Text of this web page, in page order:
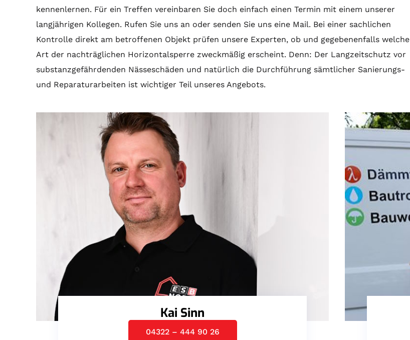
kennenlernen. Für ein Treffen vereinbaren Sie doch einfach einen Termin mit einem unserer
langjährigen Kollegen. Rufen Sie uns an oder senden Sie uns eine Mail. Bei einer sachlichen
Kontrolle direkt am betroffenen Objekt prüfen unsere Experten, ob und gegebenenfalls welche
Art der nachträglichen Horizontalsperre zweckmäßig erscheint. Denn: Der Langzeitschutz vor
substanzgefährdenden Nässeschäden und natürlich die Durchführung sämtlicher Sanierungs-
und Reparaturarbeiten ist wichtiger Teil unseres Angebots.
Kai Sinn
04322 – 444 90 26